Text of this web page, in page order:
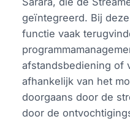
geïntegreerd. Bij
functie vaak
afstandsbediening of
afhankelijk van het
doorgaans door de
door de